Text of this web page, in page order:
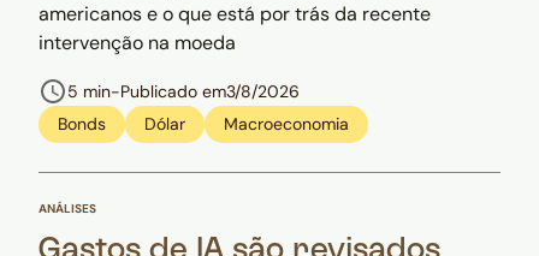
americanos e o que está por trás da recente
intervenção na moeda
5 min-Publicado em3/8/2026
Bonds
Dólar Macroeconomia
ANÁLISES